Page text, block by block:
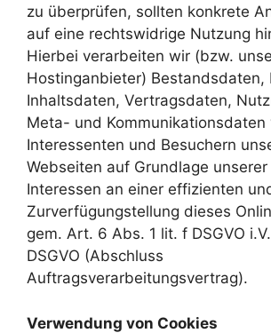
zu überprüfen, sollten konkrete
auf eine rechtswidrige Nutzung
Hierbei verarbeiten wir (bzw.
Hostinganbieter) Bestandsdaten,
Inhaltsdaten, Vertragsdaten,
Meta- und Kommunikationsdaten
Interessenten und Besuchern
Webseiten auf Grundlage
Interessen an einer effizienten
Zurverfügungstellung dieses
gem. Art. 6 Abs. 1 lit. f DSGVO
DSGVO (Abschluss
Auftragsverarbeitungsvertrag).
Verwendung von Cookies